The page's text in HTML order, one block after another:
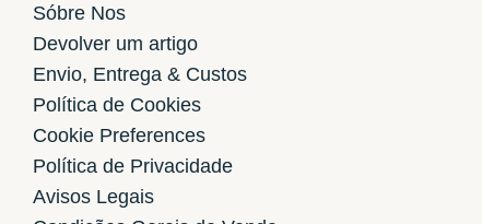
Sóbre Nos
Devolver um artigo
Envio, Entrega & Custos
Política de Cookies
Cookie Preferences
Política de Privacidade
Avisos Legais